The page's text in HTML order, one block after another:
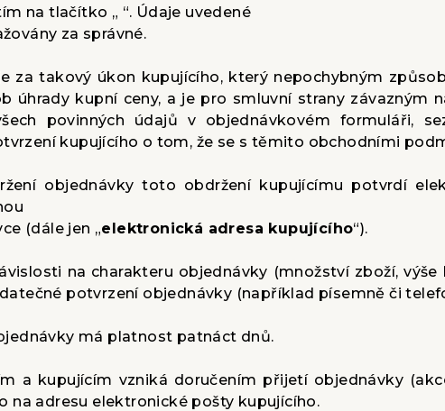
na tlačítko „ “. Údaje uvedené
za správné.
za takový úkon kupujícího, který nepochybným
úhrady kupní ceny, a je pro smluvní strany závazným
povinných údajů v objednávkovém formuláři,
kupujícího o tom, že se s těmito obchodními
objednávky toto obdržení kupujícímu potvrdí
(dále jen „elektronická adresa kupujícího“).
na charakteru objednávky (množství zboží,
potvrzení objednávky (například písemně či
má platnost patnáct dnů.
a kupujícím vzniká doručením přijetí objednávky
na adresu elektronické pošty kupujícího.